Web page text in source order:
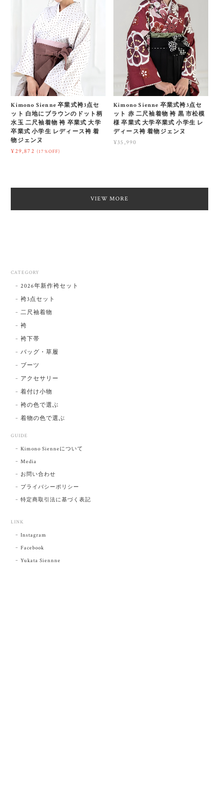
Kimono Sienne 卒業式袴3点セ
ット 白地にブラウンのドット柄
水玉 二尺袖着物 袴 卒業式 大学
卒業式 小学生 レディース袴 着
物ジェンヌ
¥29,872 (17%OFF)
Kimono Sienne 卒業式袴3点セ
ット 赤 二尺袖着物 袴 黒 市松模
様 卒業式 大学卒業式 小学生 レ
ディース袴 着物ジェンヌ
¥35,990
VIEW MORE
CATEGORY
2026年新作袴セット
袴3点セット
二尺袖着物
袴
袴下帯
バッグ・草履
ブーツ
アクセサリー
着付け小物
袴の色で選ぶ
着物の色で選ぶ
GUIDE
Kimono Sienneについて
Media
お問い合わせ
プライバシーポリシー
特定商取引法に基づく表記
LINK
Instagram
Facebook
Yukata Siennne